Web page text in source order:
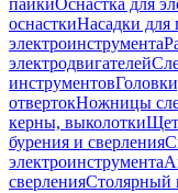
пайкиОснастка для
оснасткиНасадки для
электроинструмента
электродвигателей
инструментов
отвертокНожницы
керны, выколотки
бурения и сверления
электроинструмента
сверленияСтолярный